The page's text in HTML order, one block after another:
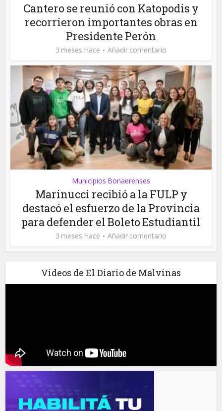
Cantero se reunió con Katopodis y
recorrieron importantes obras en
Presidente Perón
3 meses Hace Añadir comentario
Municipios Bonaerenses
Marinucci recibió a la FULP y
destacó el esfuerzo de la Provincia
para defender el Boleto Estudiantil
3 meses Hace Añadir comentario
Videos de El Diario de Malvinas